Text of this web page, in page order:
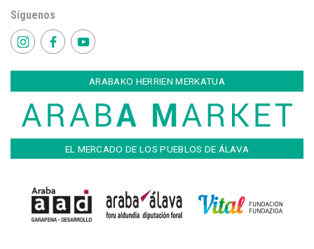
Síguenos
ARABAKO HERRIEN MERKATUA
EL MERCADO DE LOS PUEBLOS DE ÁLAVA